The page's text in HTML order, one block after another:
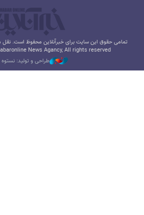
تمامی حقوق این سایت برای خبرآنلاین محفوظ است. نقل
News Agancy, All rights reserved
طراحی و تولید: نستوه